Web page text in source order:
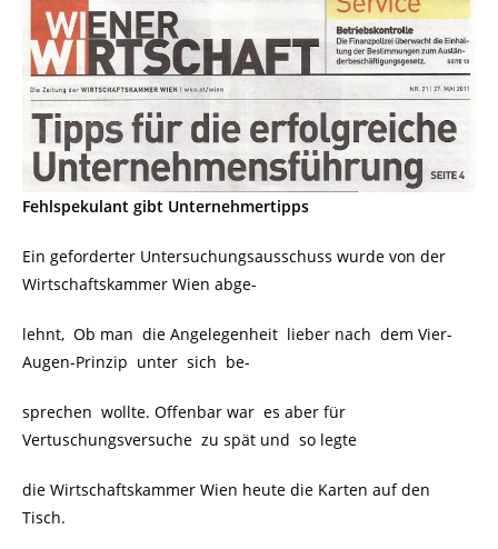
Fehlspekulant gibt Unternehmertipps
Ein geforderter Untersuchungsausschuss wurde von der
Wirtschaftskammer Wien abge-
lehnt, Ob man die Angelegenheit lieber nach dem Vier-
Augen-Prinzip unter sich be-
sprechen wollte. Offenbar war es aber für
Vertuschungsversuche zu spät und so legte
die Wirtschaftskammer Wien heute die Karten auf den
Tisch.